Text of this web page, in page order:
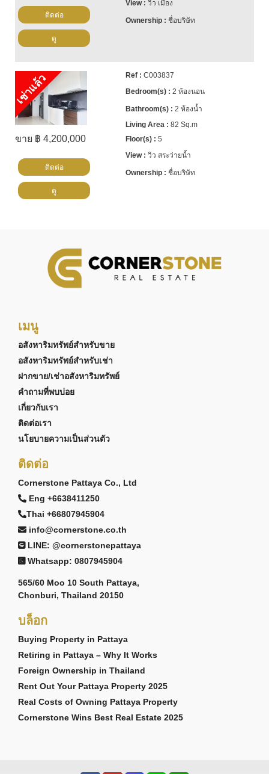
วิว เมือง
ชื่อบริษัท
ติดต่อ
ดู
เช่าแล้ว
ขาย ฿ 4,200,000
C003837
2 ห้องนอน
2 ห้องน้ำ
82 Sq.m
5
วิว สระว่ายน้ำ
ชื่อบริษัท
ติดต่อ
ดู
เมนู
อสังหาริมทรัพย์สำหรับขาย
อสังหาริมทรัพย์สำหรับเช่า
ฝากขาย/เช่าอสังหาริมทรัพย์
คำถามที่พบบ่อย
เกี่ยวกับเรา
ติดต่อเรา
นโยบายความเป็นส่วนตัว
ติดต่อ
Cornerstone Pattaya Co., Ltd
Eng +6638411250
Thai +66807945904
info@cornerstone.co.th
LINE: @cornerstonepattaya
Whatsapp: 0807945904
565/60 Moo 10 South Pattaya,
Chonburi, Thailand 20150
บล็อก
Buying Property in Pattaya
Retiring in Pattaya – Why It Works
Foreign Ownership in Thailand
Rent Out Your Pattaya Property 2025
Real Costs of Owning Pattaya Property
Cornerstone Wins Best Real Estate 2025